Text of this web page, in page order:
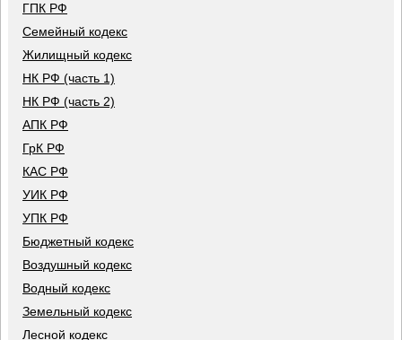
ГПК РФ
Семейный кодекс
Жилищный кодекс
НК РФ (часть 1)
НК РФ (часть 2)
АПК РФ
ГрК РФ
КАС РФ
УИК РФ
УПК РФ
Бюджетный кодекс
Воздушный кодекс
Водный кодекс
Земельный кодекс
Лесной кодекс